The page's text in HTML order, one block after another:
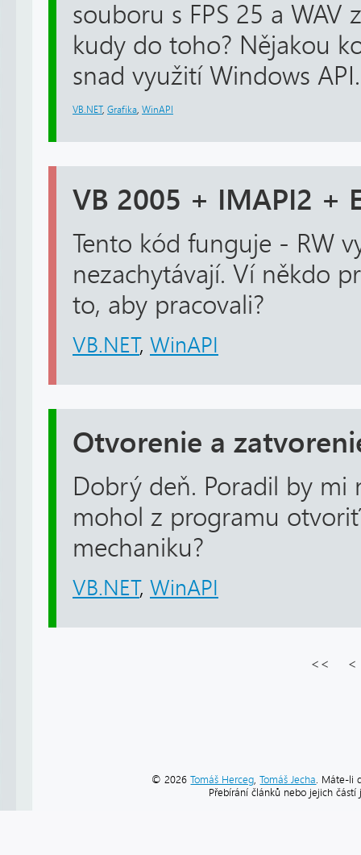
souboru s FPS 25 a WAV
kudy do toho? Nějakou
snad využití Windows
VB.NET, Grafika WinAPI
VB 2005 + IMAPI2 +
Tento kód funguje - RW
nezachytávají. Ví někdo
to, aby pracovali?
VB.NET, WinAPI
Otvorenie a
Dobrý deň. Poradil by mi
mohol z programu
mechaniku?
VB.NET, WinAPI
<< <
© 2026Tomáš Herceg ,Tomáš Jecha . Máte-li
Přebírání článků nebo jejich